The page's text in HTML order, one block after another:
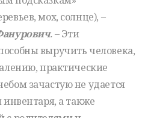
мох, солнце), –
.– Эти
выручить человека,
практические
зачастую не удается
инвентаря, а также